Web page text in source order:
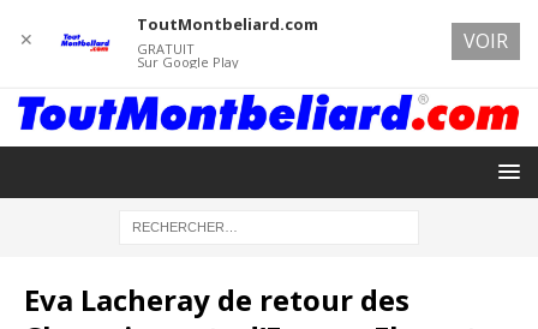
Eva Lacheray de retour des
✕
ToutMontbeliard.com
GRATUIT
Sur Google Play
VOIR